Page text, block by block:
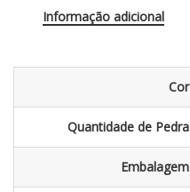
Informação adicional
Cor
Quantidade de Pedra
Embalagem